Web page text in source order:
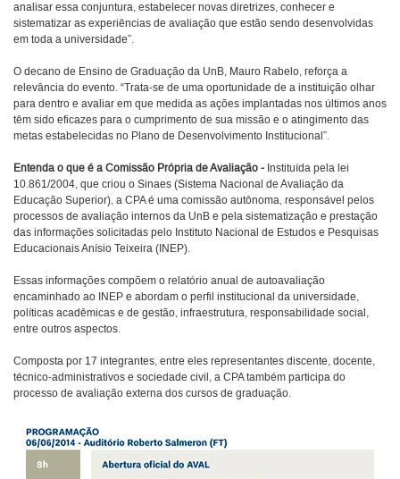
analisar essa conjuntura, estabelecer novas diretrizes, conhecer e
sistematizar as experiências de avaliação que estão sendo desenvolvidas
em toda a universidade”.
O decano de Ensino de Graduação da UnB, Mauro Rabelo, reforça a
relevância do evento. “Trata-se de uma oportunidade de a instituição olhar
para dentro e avaliar em que medida as ações implantadas nos últimos anos
têm sido eficazes para o cumprimento de sua missão e o atingimento das
metas estabelecidas no Plano de Desenvolvimento Institucional”.
Entenda o que é a Comissão Própria de Avaliação - Instituída pela lei
10.861/2004, que criou o Sinaes (Sistema Nacional de Avaliação da
Educação Superior), a CPA é uma comissão autônoma, responsável pelos
processos de avaliação internos da UnB e pela sistematização e prestação
das informações solicitadas pelo Instituto Nacional de Estudos e Pesquisas
Educacionais Anísio Teixeira (INEP).
Essas informações compõem o relatório anual de autoavaliação
encaminhado ao INEP e abordam o perfil institucional da universidade,
políticas acadêmicas e de gestão, infraestrutura, responsabilidade social,
entre outros aspectos.
Composta por 17 integrantes, entre eles representantes discente, docente,
técnico-administrativos e sociedade civil, a CPA também participa do
processo de avaliação externa dos cursos de graduação.